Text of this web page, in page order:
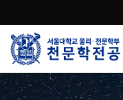
로
메
뉴